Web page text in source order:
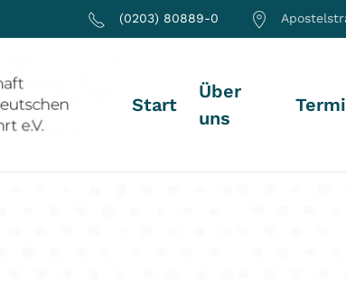
(0203) 80889-0
Start
Über
uns